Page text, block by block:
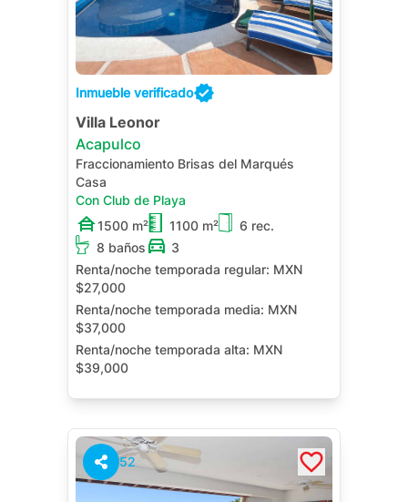
Inmueble verificado
Villa Leonor
Acapulco
Fraccionamiento Brisas del Marqués
Casa
Con Club de Playa
1500 m²
1100 m²
6 rec.
8 baños
3
Renta/noche temporada regular: MXN
$27,000
Renta/noche temporada media: MXN
$37,000
Renta/noche temporada alta: MXN
$39,000
Alberca Privada
Jacuzzi Privado
Terraza
Cuarto de Servicio Jardín
52